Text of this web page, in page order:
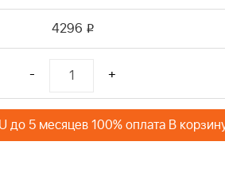
4296 i
- +
до 5 месяцев 100% оплата В